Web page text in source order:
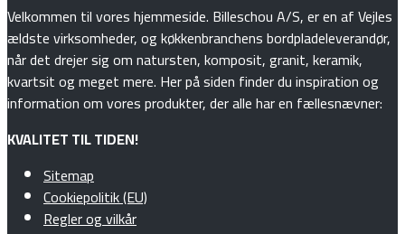
Velkommen til vores hjemmeside. Billeschou A/S, er en af Vejles
ældste virksomheder, og køkkenbranchens bordpladeleverandør,
når det drejer sig om natursten, komposit, granit, keramik,
kvartsit og meget mere. Her på siden finder du inspiration og
information om vores produkter, der alle har en fællesnævner:
KVALITET TIL TIDEN!
Sitemap
Cookiepolitik (EU)
Regler og vilkår